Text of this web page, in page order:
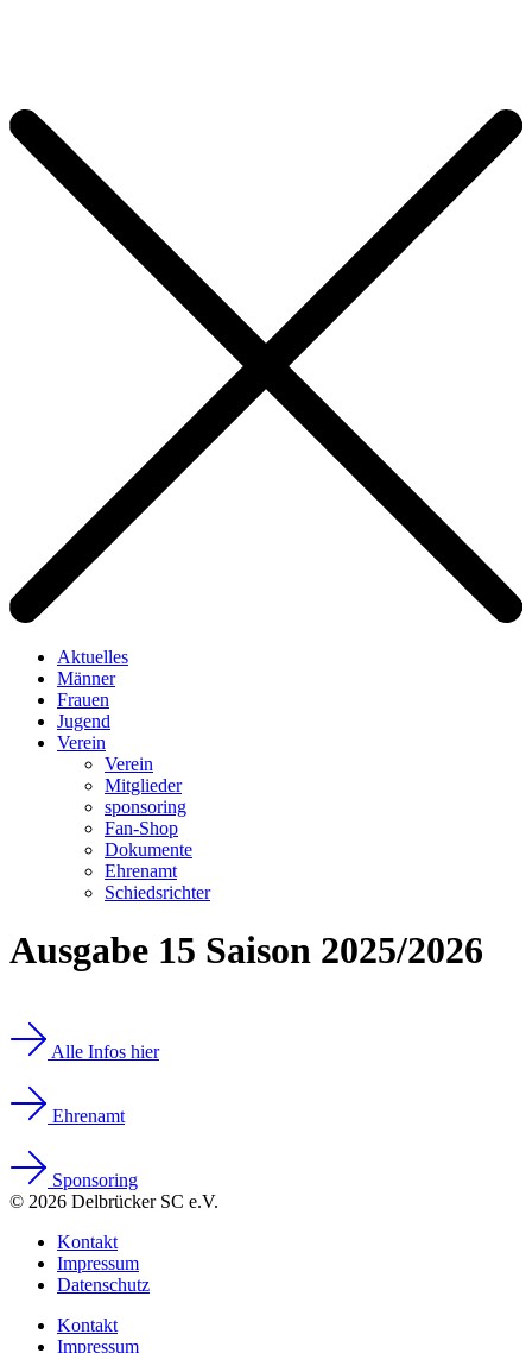
Aktuelles
Männer
Frauen
Jugend
Verein
Verein
Mitglieder
sponsoring
Fan-Shop
Dokumente
Ehrenamt
Schiedsrichter
Ausgabe 15 Saison 2025/2026
Alle Infos hier
Ehrenamt
Sponsoring
© 2026 Delbrücker SC e.V.
Kontakt
Impressum
Datenschutz
Kontakt
Impressum